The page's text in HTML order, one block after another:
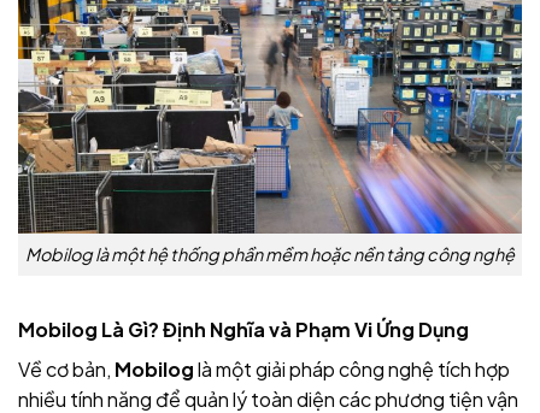
Mobilog là một hệ thống phần mềm hoặc nền tảng công nghệ
Mobilog Là Gì? Định Nghĩa và Phạm Vi Ứng Dụng
Về cơ bản, Mobiloglà một giải pháp công nghệ tích hợp
nhiều tính năng để quản lý toàn diện các phương tiện vận